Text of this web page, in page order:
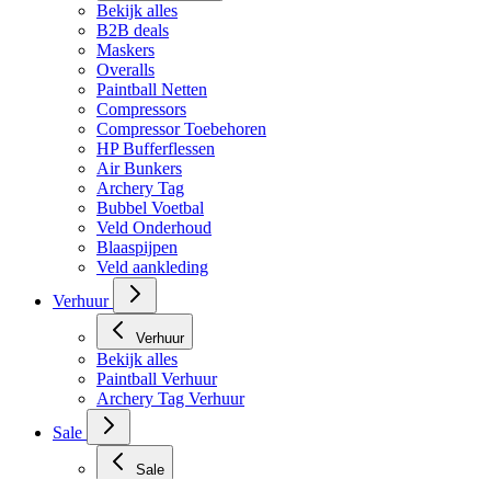
Bekijk alles
B2B deals
Maskers
Overalls
Paintball Netten
Compressors
Compressor Toebehoren
HP Bufferflessen
Air Bunkers
Archery Tag
Bubbel Voetbal
Veld Onderhoud
Blaaspijpen
Veld aankleding
Verhuur
Verhuur
Bekijk alles
Paintball Verhuur
Archery Tag Verhuur
Sale
Sale